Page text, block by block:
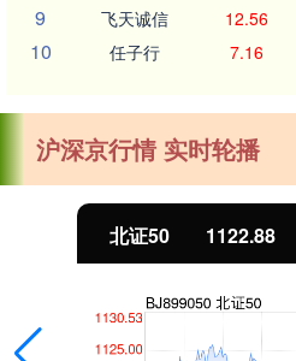
9 飞天诚信 12.56
10 任子行 7.16
沪深京行情 实时轮播
北证50 1122.88